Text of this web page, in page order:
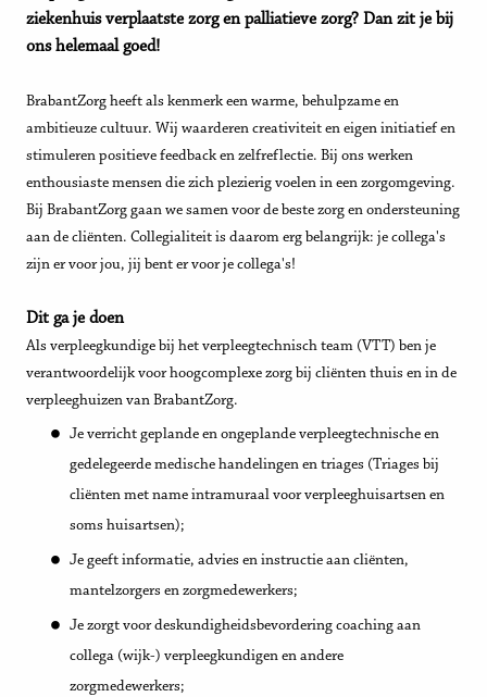
ziekenhuis verplaatste zorg en palliatieve zorg? Dan zit je bij
ons helemaal goed!
BrabantZorg heeft als kenmerk een warme, behulpzame en
ambitieuze cultuur. Wij waarderen creativiteit en eigen initiatief en
stimuleren positieve feedback en zelfreflectie. Bij ons werken
enthousiaste mensen die zich plezierig voelen in een zorgomgeving.
Bij BrabantZorg gaan we samen voor de beste zorg en ondersteuning
aan de cliënten. Collegialiteit is daarom erg belangrijk: je collega's
zijn er voor jou, jij bent er voor je collega's!
Dit ga je doen
Als verpleegkundige bij het verpleegtechnisch team (VTT) ben je
verantwoordelijk voor hoogcomplexe zorg bij cliënten thuis en in de
verpleeghuizen van BrabantZorg.
Je verricht geplande en ongeplande verpleegtechnische en
gedelegeerde medische handelingen en triages (Triages bij
cliënten met name intramuraal voor verpleeghuisartsen en
soms huisartsen);
Je geeft informatie, advies en instructie aan cliënten,
mantelzorgers en zorgmedewerkers;
Je zorgt voor deskundigheidsbevordering coaching aan
collega (wijk-) verpleegkundigen en andere
zorgmedewerkers;